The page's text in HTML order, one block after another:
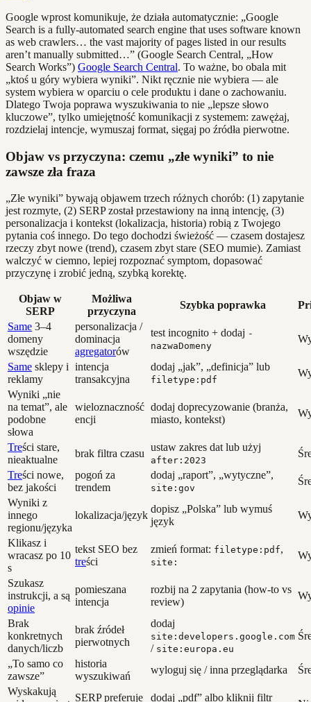
Google wprost komunikuje, że działa automatycznie: „Google
Search is a fully-automated search engine that uses software known
as web crawlers… the vast majority of pages listed in our results
aren’t manually submitted…” (Google Search Central, „How
Search Works”) Google Search Central. To ważne, bo obala mit
„ktoś u góry wybiera wyniki”. Nikt ręcznie nie wybiera — ale
system wybiera w oparciu o cele produktu i dane o zachowaniu.
Dlatego Twoja poprawa wyszukiwania to nie „lepsze słowo
kluczowe”, tylko umiejętność komunikacji z systemem: zawężaj,
rozdzielaj intencje, wymuszaj format, sięgaj po źródła pierwotne.
Objaw vs przyczyna: czemu „złe wyniki” to nie
zawsze zła fraza
„Złe wyniki” bywają objawem trzech różnych chorób: (1) zapytanie
jest rozmyte, (2) SERP został przestawiony na inną intencję, (3)
personalizacja i kontekst (lokalizacja, historia) robią z Twojego
pytania coś innego. Do tego dochodzi świeżość — czasem dostajesz
rzeczy zbyt nowe (trend), czasem zbyt stare (SEO mumie). Zamiast
walczyć w ciemno, lepiej rozpoznać symptom, dopasować
przyczynę i zrobić jedną, szybką korektę.
Objaw w
SERP
Możliwa
przyczyna
Szybka poprawka
Same 3–4
domeny
wszędzie
personalizacja /
dominacja
agregatorów
test incognito + dodaj -
nazwaDomeny
Same sklepy i
reklamy
intencja
transakcyjna
dodaj „jak”, „definicja” lub
filetype:pdf
Wyniki „nie
na temat”, ale
podobne
słowa
wieloznaczność
encji
dodaj doprecyzowanie (branża,
miasto, kontekst)
Treści stare,
nieaktualne
brak filtra czasu
ustaw zakres dat lub użyj
after:2023
Treści nowe,
bez jakości
pogoń za
trendem
dodaj „raport”, „wytyczne”,
site:gov
Wyniki z
innego
regionu/języka
lokalizacja/język
dopisz „Polska” lub wymuś
język
Klikasz i
wracasz po 10
s
tekst SEO bez
treści
zmień format: filetype:pdf,
site:
Szukasz
instrukcji, a są
opinie
pomieszana
intencja
rozbij na 2 zapytania (how-to vs
review)
Brak
konkretnych
danych/liczb
brak źródeł
pierwotnych
dodaj
site:developers.google.com
/ site:europa.eu
„To samo co
zawsze”
historia
wyszukiwań
wyloguj się / inna przeglądarka
Wyskakują
SERP preferuje dodaj „pdf” albo kliknij filtr